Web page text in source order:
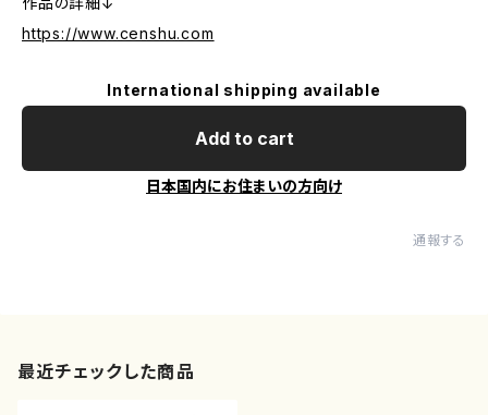
https://www.censhu.com
International shipping available
Add to cart
日本国内にお住まいの方向け
通報する
最近チェックした商品